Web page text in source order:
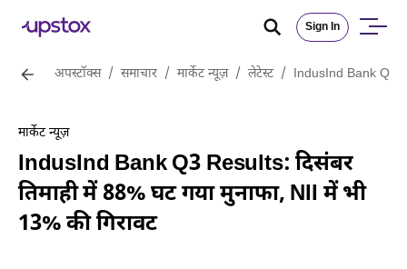
Sign In
अपस्टॉक्स / समाचार / मार्केट न्यूज़ / लेटेस्ट / IndusInd Bank Q3
मार्केट न्यूज़
IndusInd Bank Q3 Results: दिसंबर
तिमाही में 88% घट गया मुनाफा, NII में भी
13% की गिरावट